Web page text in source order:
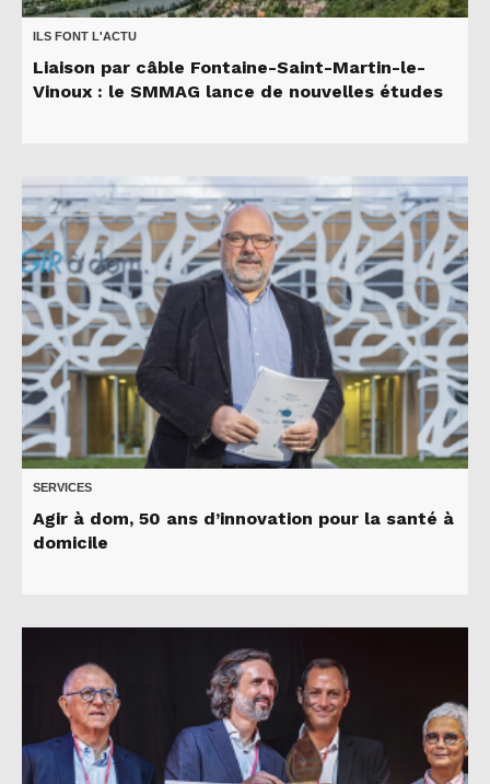
ILS FONT L'ACTU
Liaison par câble Fontaine-Saint-Martin-le-
Vinoux : le SMMAG lance de nouvelles études
SERVICES
Agir à dom, 50 ans d’innovation pour la santé à
domicile